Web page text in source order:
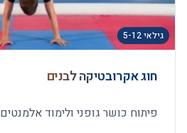
גילאי 5-12
חוג אקרובטיקה לבנים
פיתוח כושר גופני ולימוד